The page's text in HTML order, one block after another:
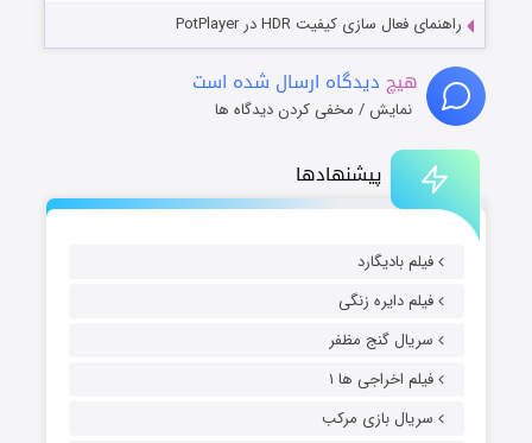
پیشنهادها
فیلم بادیگارد
فیلم دایره زنگی
سریال گنج مظفر
فیلم اخراجی ها ۱
سریال بازی مرکب
راهنمای فعال سازی کیفیت HDR در PotPlayer
هیچ دیدگاه ارسال شده است
نمایش / مخفی کردن دیدگاه ها